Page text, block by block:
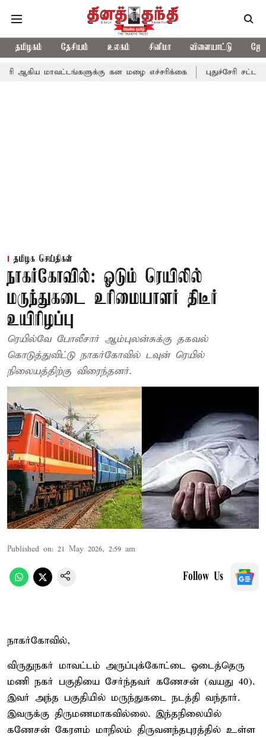
தமிழகம் தேசியம் உலகம் சினிமா விளையாட்டு
கன மழை எச்சரிக்கை புதுச்சேரி சட்டசபையில்
தமிழக செய்திகள்
நாகர்கோவில்: ஓடும் ரெயிலில்
மருந்துகடை உரிமையாளர் திடீர்
உயிரிழப்பு
ரெயில்வே போலீசார் ஆம்புலன்சுக்கு தகவல்
கொடுத்துவிட்டு நாகர்கோவில் டவுன் ரெயில்
நிலையத்திற்கு விரைந்தனர்.
Published on: 21 May 2026, 2:59 am
Follow Us
நாகர்கோவில்,
விருதுநகர் மாவட்டம் அருப்புக்கோட்டை ஓடைத்தெரு
மணி நகர் பகுதியை சேர்ந்தவர் கணேசன் (வயது 40).
இவர் அந்த பகுதியில் மருந்துகடை நடத்தி வந்தார்.
இவருக்கு திருமணமாகவில்லை. இந்தநிலையில்
கணேசன் கேரளம் மாநிலம் திருவனந்தபுரத்தில் உள்ள